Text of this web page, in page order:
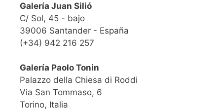
Galería Juan Silió
C/ Sol, 45 - bajo
39006 Santander - España
(+34) 942 216 257
Galería Paolo Tonin
Palazzo della Chiesa di Roddi
Via San Tommaso, 6
Torino, Italia